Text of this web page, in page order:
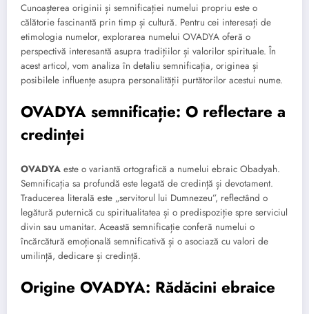
Cunoașterea originii și semnificației numelui propriu este o
călătorie fascinantă prin timp și cultură. Pentru cei interesați de
etimologia numelor, explorarea numelui OVADYA oferă o
perspectivă interesantă asupra tradițiilor și valorilor spirituale. În
acest articol, vom analiza în detaliu semnificația, originea și
posibilele influențe asupra personalității purtătorilor acestui nume.
OVADYA semnificație: O reflectare a
credinței
OVADYA este o variantă ortografică a numelui ebraic Obadyah.
Semnificația sa profundă este legată de credință și devotament.
Traducerea literală este „servitorul lui Dumnezeu”, reflectând o
legătură puternică cu spiritualitatea și o predispoziție spre serviciul
divin sau umanitar. Această semnificație conferă numelui o
încărcătură emoțională semnificativă și o asociază cu valori de
umilință, dedicare și credință.
Origine OVADYA: Rădăcini ebraice